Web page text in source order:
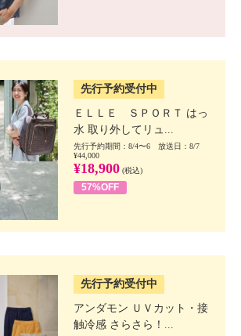
先行予約受付中
ＥＬＬＥ ＳＰＯＲＴ はっ
水 取り外してリュ...
先行予約期間：8/4〜6 放送日：8/7
¥44,000
¥18,900 (税込)
57%OFF
先行予約受付中
アンダモン ＵＶカット・接
触冷感 さらさら！...